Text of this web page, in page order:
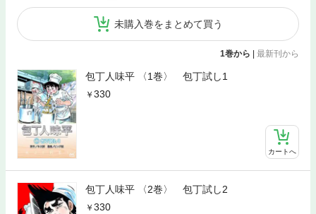
未購入巻をまとめて買う
1巻から 最新刊から
包丁人味平 〈1巻〉 包丁試し1
330
カートへ
包丁人味平 〈2巻〉 包丁試し2
330